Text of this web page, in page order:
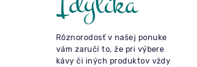
Rôznorodosť v našej ponuke
vám zaručí to, že pri výbere
kávy či iných produktov vždy